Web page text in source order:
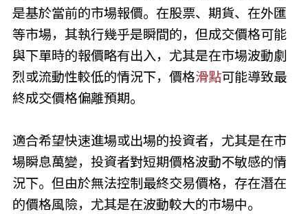
是基於當前的市場報價。在股票、期貨、在外匯
等市場，其執行幾乎是瞬間的，但成交價格可能
與下單時的報價略有出入，尤其是在市場波動劇
烈或流動性較低的情況下，價格滑點可能導致最
終成交價格偏離預期。
適合希望快速進場或出場的投資者，尤其是在市
場瞬息萬變，投資者對短期價格波動不敏感的情
況下。但由於無法控制最終交易價格，存在潛在
的價格風險，尤其是在波動較大的市場中。